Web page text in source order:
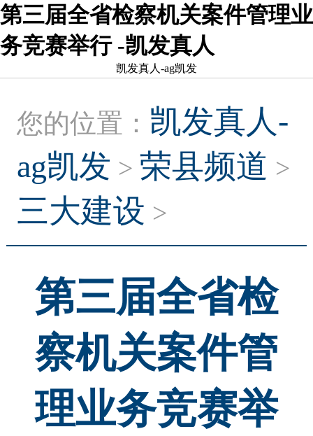
第三届全省检察机关案件管理业
务竞赛举行 -凯发真人
凯发真人-ag凯发
您的位置： 凯发真人-
ag凯发 > 荣县频道 >
三大建设 >
第三届全省检
察机关案件管
理业务竞赛举